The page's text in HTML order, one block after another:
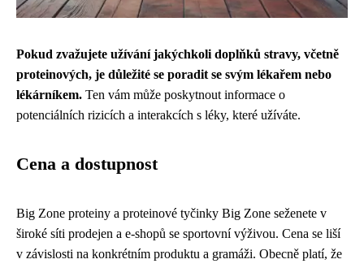
Pokud zvažujete užívání jakýchkoli doplňků stravy, včetně
proteinových, je důležité se poradit se svým lékařem nebo
lékárníkem. Ten vám může poskytnout informace o
potenciálních rizicích a interakcích s léky, které užíváte.
Cena a dostupnost
Big Zone proteiny a proteinové tyčinky Big Zone seženete v
široké síti prodejen a e-shopů se sportovní výživou. Cena se liší
v závislosti na konkrétním produktu a gramáži. Obecně platí, že